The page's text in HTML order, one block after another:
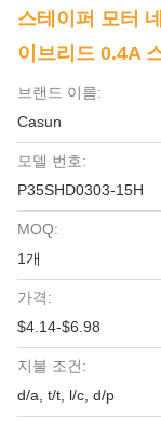
스테이퍼 모터
이브리드 0.4A
브랜드 이름:
Casun
모델 번호:
P35SHD0303-15H
MOQ:
1개
가격:
$4.14-$6.98
지불 조건:
d/a, t/t, l/c, d/p